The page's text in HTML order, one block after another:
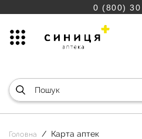
0 (800) 30
Головна Карта аптек